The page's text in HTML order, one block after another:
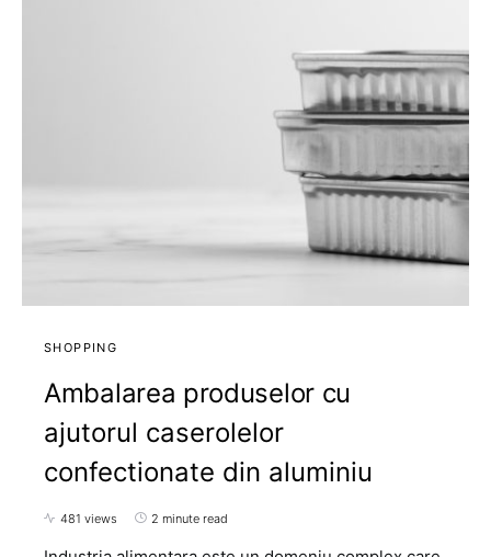
SHOPPING
Ambalarea produselor cu
ajutorul caserolelor
confectionate din aluminiu
481 views 2 minute read